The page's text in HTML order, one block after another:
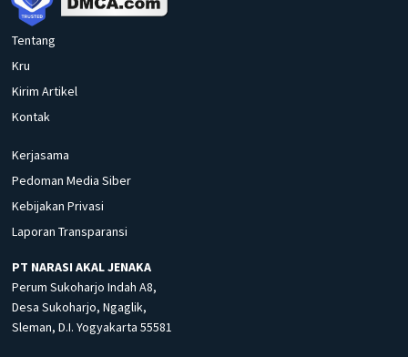
Tentang
Kru
Kirim Artikel
Kontak
Kerjasama
Pedoman Media Siber
Kebijakan Privasi
Laporan Transparansi
PT NARASI AKAL JENAKA
Perum Sukoharjo Indah A8,
Desa Sukoharjo, Ngaglik,
Sleman, D.I. Yogyakarta 55581